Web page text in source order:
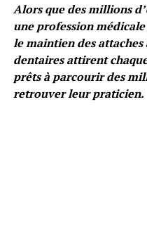
Alors que des millions
une profession
le maintien des attaches
dentaires attirent
prêts à parcourir des
retrouver leur praticien.